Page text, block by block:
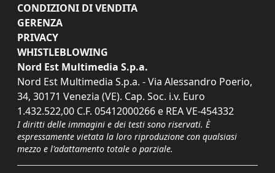
CONDIZIONI DI VENDITA
GERENZA
PRIVACY
WHISTLEBLOWING
Nord Est Multimedia S.p.a.
Nord Est Multimedia S.p.a. - Via Alessandro Poerio,
34, 30171 Venezia (VE). Cap. Soc. i.v. Euro
1.432.522,00 C.F. 05412000266 e REA VE-454332
I diritti delle immagini e dei testi sono riservati. È
espressamente vietata la loro riproduzione con qualsiasi
mezzo e l'adattamento totale o parziale.